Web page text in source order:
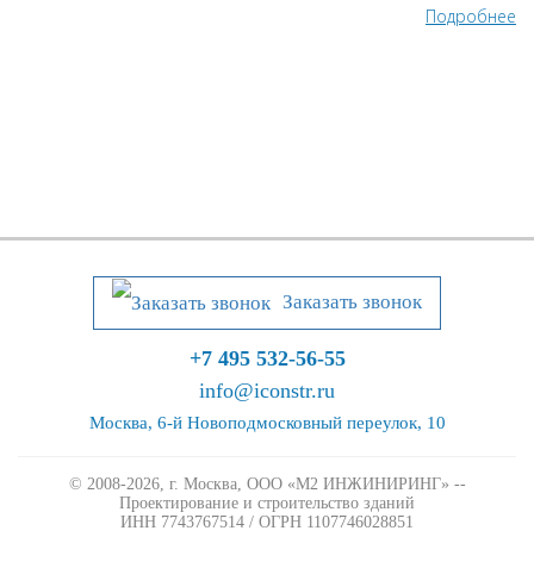
Подробнее
Заказать звонок
+7 495 532-56-55
info@iconstr.ru
Москва, 6-й Новоподмосковный переулок, 10
© 2008-2026, г. Москва, ООО «М2 ИНЖИНИРИНГ» --
Проектирование и строительство зданий
ИНН 7743767514 / ОГРН 1107746028851